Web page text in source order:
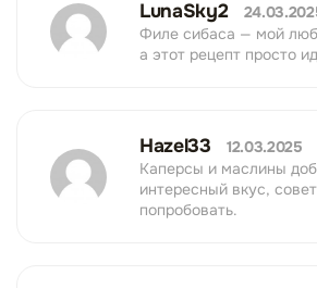
LunaSky2
Филе сибаса — мой
а этот рецепт просто
Hazel33
12.03.2025
Каперсы и маслины
интересный вкус,
попробовать.